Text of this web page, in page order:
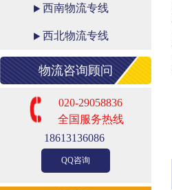
西南物流专线
西北物流专线
物流咨询顾问
020-29058836
全国服务热线
18613136086
QQ咨询